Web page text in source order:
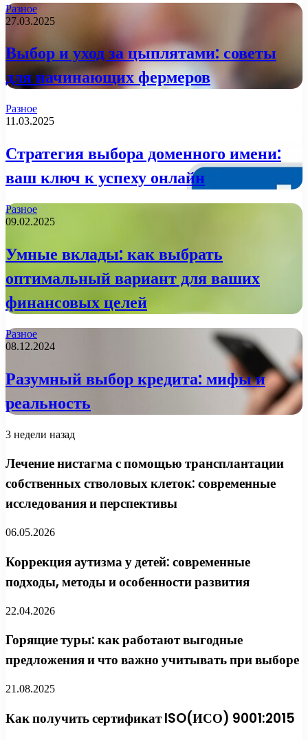
Разное
27.03.2025
Выбор и уход за цыплятами: советы
для начинающих фермеров
Разное
11.03.2025
Стратегия выбора доменного имени:
ваш ключ к успеху онлайн
Разное
09.02.2025
Умные вклады: как выбрать
оптимальный вариант для ваших
финансовых целей
Разное
08.12.2024
Разумный выбор кредита: мифы и
реальность
3 недели назад
Лечение нистагма с помощью трансплантации
собственных стволовых клеток: современные
исследования и перспективы
06.05.2026
Коррекция аутизма у детей: современные
подходы, методы и особенности развития
22.04.2026
Горящие туры: как работают выгодные
предложения и что важно учитывать при выборе
21.08.2025
Как получить сертификат ISO(ИСО) 9001:2015